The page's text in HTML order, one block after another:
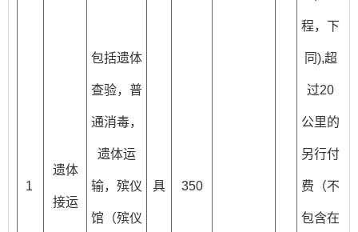
1
遗体
接运
包括遗体
查验，普
通消毒，
遗体运
输，殡仪
馆（殡仪
具 350
程，下
同),超
过20
公里的
另行付
费（不
包含在